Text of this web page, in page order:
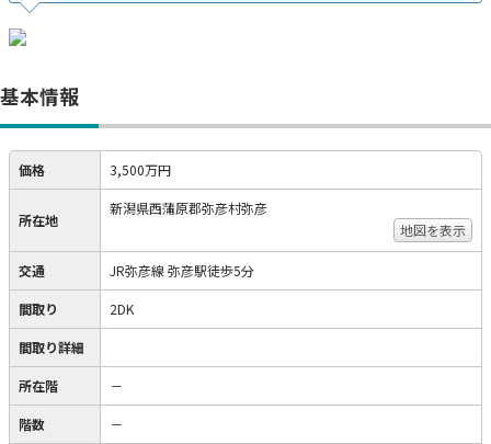
基本情報
価格 3,500万円
所在地
新潟県西蒲原郡弥彦村弥彦
地図を表示
交通 JR弥彦線 弥彦駅徒歩5分
間取り 2DK
間取り詳細
所在階 －
階数 －